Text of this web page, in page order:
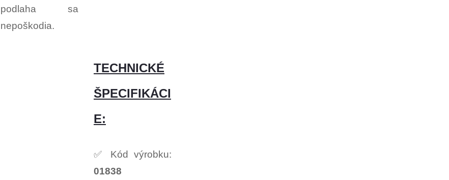
podlaha sa
nepoškodia.
TECHNICKÉ
ŠPECIFIKÁCI
E:
✅ Kód výrobku:
01838